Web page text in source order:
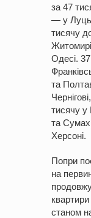
за 47
— у
тисячу
Одесі.
та
тисячу у
та
Херсоні.
Попри
на
станом